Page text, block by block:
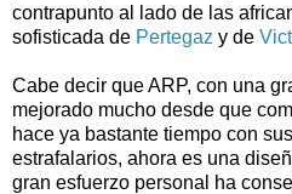
contrapunto al lado de las
sofisticada de Pertegaz y de
Cabe decir queARP, con una
mejorado mucho desde que
hace ya bastante tiempo con
estrafalarios, ahora es una
gran esfuerzo personal ha